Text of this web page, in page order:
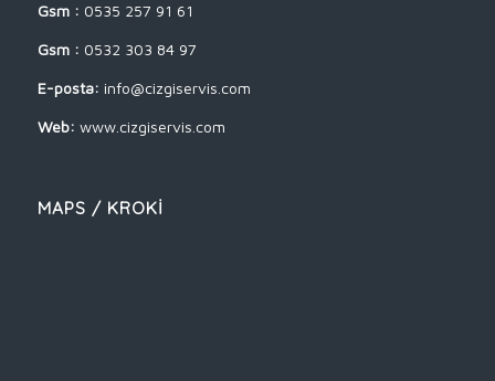
Gsm : 0535 257 91 61
Gsm : 0532 303 84 97
E-posta: info@cizgiservis.com
Web: www.cizgiservis.com
MAPS / KROKİ